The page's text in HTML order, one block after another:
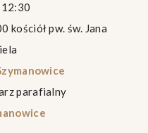
12:30
kościół pw. św. Jana
parafialny